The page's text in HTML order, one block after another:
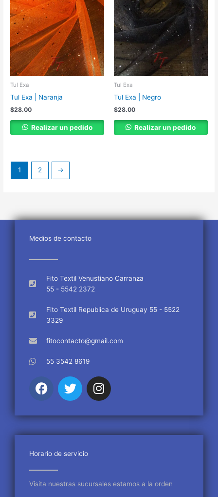
Tul Exa
Tul Exa | Naranja
$28.00
Realizar un pedido
Tul Exa
Tul Exa | Negro
$28.00
Realizar un pedido
1 2 →
Medios de contacto
Fito Textil Venustiano Carranza
55 - 5542 2372
Fito Textil Republica de Uruguay 55 - 5522
3329
fitocontacto@gmail.com
55 3542 8619
F
a
e
b
o
k
T
w
t
t
r
I
n
t
a
m
Horario de servicio
Visita nuestras sucursales estamos a la orden